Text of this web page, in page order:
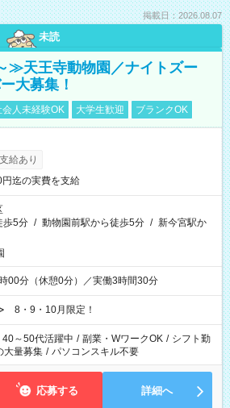
掲載日：2026.08.07
未読
≫天王寺動物園／ナイトズー
大募集！
会人未経験OK 大学生歓迎 ブランクOK
給あり
円迄の実費を支給
歩5分 / 動物園前駅から徒歩5分 / 新今宮駅か
00分（休憩0分）／実働3時間30分
8・9・10月限定！
40～50代活躍中 / 副業・WワークOK / シフト勤
大量募集 / パソコンスキル不要
応募する 詳細へ